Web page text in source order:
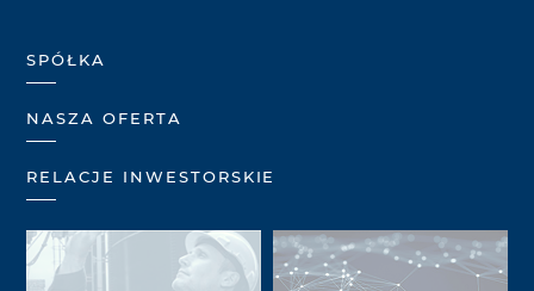
SPÓŁKA
NASZA OFERTA
RELACJE INWESTORSKIE